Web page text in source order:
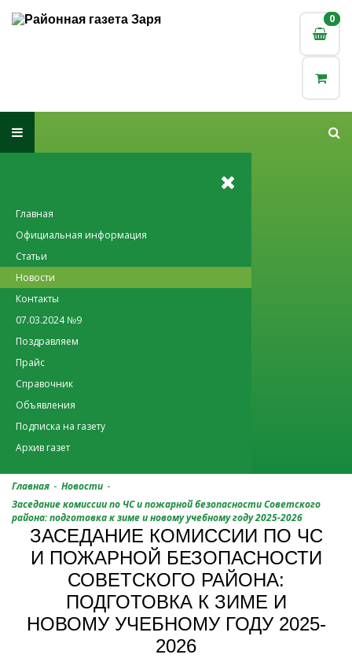
0
0
Главная
Официальная информация
Статьи
Новости
Контакты
07.03.2024 №9
Поздравляем
Прайс
Справочник
Объявления
Подписка на газету
Архив газет
Главная - Новости -
Заседание комиссии по ЧС и пожарной безопасности Советского
района: подготовка к зиме и новому учебному году 2025-2026
ЗАСЕДАНИЕ КОМИССИИ ПО ЧС
И ПОЖАРНОЙ БЕЗОПАСНОСТИ
СОВЕТСКОГО РАЙОНА:
ПОДГОТОВКА К ЗИМЕ И
НОВОМУ УЧЕБНОМУ ГОДУ 2025-
2026